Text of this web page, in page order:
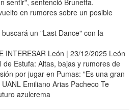
sentir", sentenció Brunetta.
en rumores sobre un posible
un "Last Dance" con la
INTERESAR León | 23/12/2025 León
Estufa: Altas, bajas y rumores de
por jugar en Pumas: "Es una gran
Emiliano Arias Pacheco Te
azulcrema